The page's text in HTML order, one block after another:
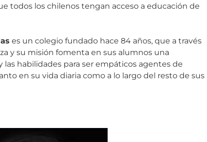
todos los chilenos tengan acceso a educación de
es un colegio fundado hace 84 años, que a través
y su misión fomenta en sus alumnos una
habilidades para ser empáticos agentes de
en su vida diaria como a lo largo del resto de sus